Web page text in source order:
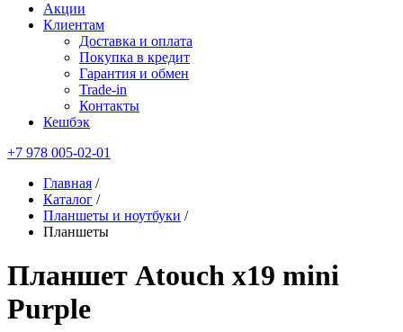
Акции
Клиентам
Доставка и оплата
Покупка в кредит
Гарантия и обмен
Trade-in
Контакты
Кешбэк
+7 978 005-02-01
Главная /
Каталог /
Планшеты и ноутбуки /
Планшеты
Планшет Atouch x19 mini
Purple